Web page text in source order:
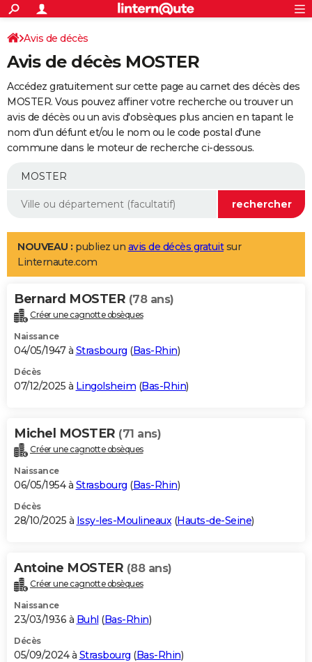
ACTUALITÉS
Politique
Société
Faits Divers
Education
Monde
Villes
+
SPORT
Coupe du monde 2026
Football
Tennis
Cyclisme
Rugby
Forum
Programme TV
TNT
Streaming
Cinéma
Sorties cinéma
Musique
+
FINANCE
Retraite
Epargne
Immobilier
Risques naturels par ville
Banque
Assurance
AUTO
Essais
Réserver un essai
Citadines
Berlines
SUV
Forum auto
+
Mobiles
Meilleur smartphone
Internet
Ordinateurs
Jeux vidéo
Guide high-tech
Aménagement intérieur
LIFESTYLE
Art de vivre
Bien-être
Loisirs
Mode
Modes de vie
Alimentation
Guide de la santé
Maladies
Médicaments
Sommeil
VOYAGE
Destinations
City break
Voyage nature
Voyage de noces
Forum
Climat
+PHOTO
GUIDES D'ACHAT
BONS PLANS
Carte de Noël
Carte Bonne année
Carte Saint-Valentin
Carte Pâques
Carte d'anniversaire
DICTIONNAIRE
Dictionnaire
Biographies
Citations
Expressions
Proverbes
PROGRAMME TV
S'inscrire
Se connecter
Lycées
Collèges
Primaires
Universités
Entreprises
Service militaire
Avis de recherche
AVIS DE DÉCÈS
Bricolage
Lifestyle
Culture
Sport
Auto
Television
Voyage
Cinema
Avis de décès
Avis de décès MOSTER
Accédez gratuitement sur cette page au carnet des décès des
MOSTER. Vous pouvez affiner votre recherche ou trouver un
avis de décès ou un avis d'obsèques plus ancien en tapant le
nom d'un défunt et/ou le nom ou le code postal d'une
commune dans le moteur de recherche ci-dessous.
NOUVEAU : publiez un avis de décès gratuitsur
Linternaute.com
Bernard MOSTER (78 ans)
Créer une cagnotte obsèques
Naissance
04/05/1947 à Strasbourg (Bas-Rhin)
Décès
07/12/2025 à Lingolsheim (Bas-Rhin)
Michel MOSTER (71 ans)
Créer une cagnotte obsèques
Naissance
06/05/1954 à Strasbourg (Bas-Rhin)
Décès
28/10/2025 à Issy-les-Moulineaux(Hauts-de-Seine)
Antoine MOSTER (88 ans)
Créer une cagnotte obsèques
Naissance
23/03/1936 à Buhl (Bas-Rhin)
Décès
05/09/2024 à Strasbourg (Bas-Rhin)